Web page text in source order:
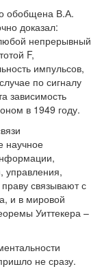
обобщена В.А.
доказал:
непрерывный
F,
импульсов,
по сигналу
зависимость
в 1949 году.
научное
связывают с
и в мировой
Уиттекера –
не сразу.